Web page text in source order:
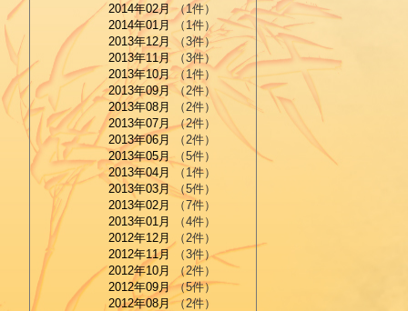
2014年02月（1件）
2014年01月（1件）
2013年12月 （3件）
2013年11月（3件）
2013年10月（1件）
2013年09月（2件）
2013年08月
（2件）
2013年07月 （2件）
2013年06月
（2件）
2013年05月（5件）
2013年04月
（1件）
2013年03月（5件）
2013年02月
（7件）
2013年01月
（4件）
2012年12月
（2件）
2012年11月
（3件）
2012年10月
（2件）
2012年09月（5件）
2012年08月（2件）